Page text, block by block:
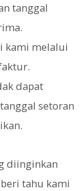
tanggal
kami melalui
dapat
setoran
diinginkan
tahu kami